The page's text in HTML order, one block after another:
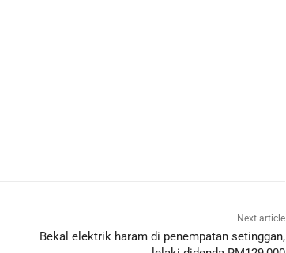
Next article
Bekal elektrik haram di penempatan setinggan,